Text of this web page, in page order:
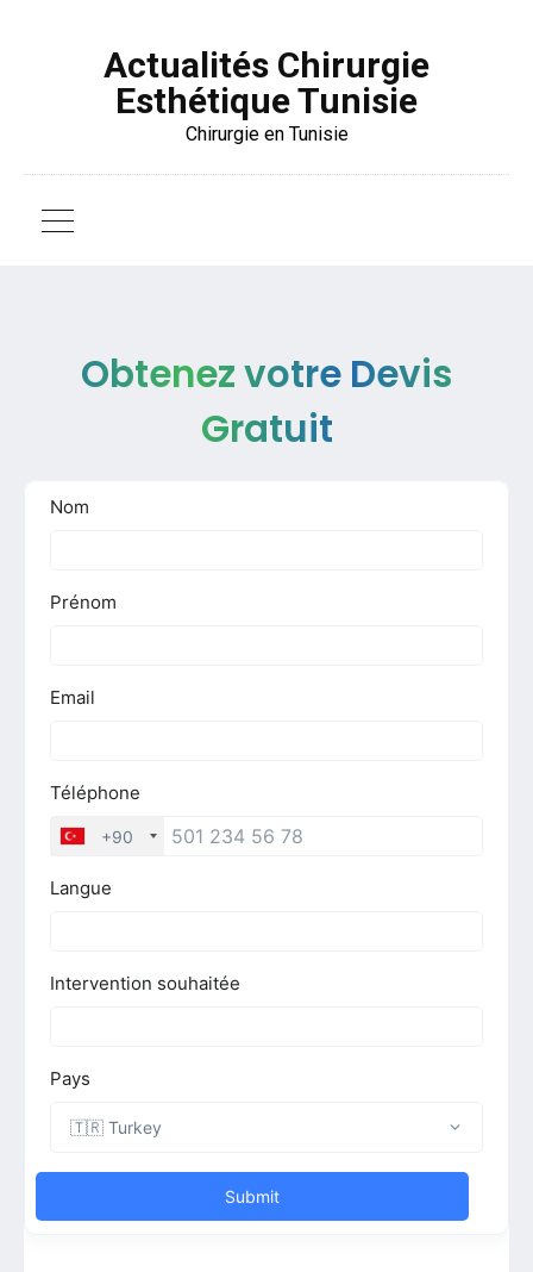
Actualités Chirurgie
Esthétique Tunisie
Chirurgie en Tunisie
Obtenez votre Devis
Gratuit